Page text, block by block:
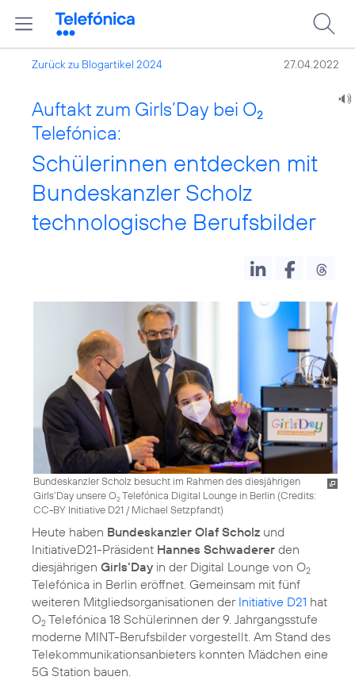
Zurück zu Blogartikel 2024 27.04.2022
Auftakt zum Girls’Day bei O2
Telefónica:
Schülerinnen entdecken mit
Bundeskanzler Scholz
technologische Berufsbilder
Bundeskanzler Scholz besucht im Rahmen des diesjährigen
Girls’Day unsere O2Telefónica Digital Lounge in Berlin (Credits:
CC-BY Initiative D21 / Michael Setzpfandt)
Heute haben Bundeskanzler Olaf Scholz und
InitiativeD21-Präsident Hannes Schwaderer den
diesjährigen Girls‘Day in der Digital Lounge von O2
Telefónica in Berlin eröffnet. Gemeinsam mit fünf
weiteren Mitgliedsorganisationen der Initiative D21 hat
O2 Telefónica 18 Schülerinnen der 9. Jahrgangsstufe
moderne MINT-Berufsbilder vorgestellt. Am Stand des
Telekommunikationsanbieters konnten Mädchen eine
5G Station bauen.